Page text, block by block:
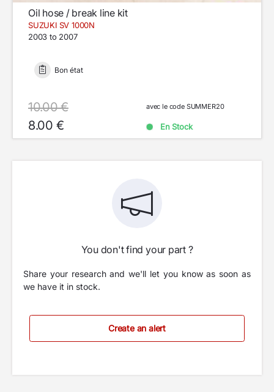
Oil hose / break line kit
SUZUKI SV 1000N
2003 to 2007
Bon état
10.00 €
8.00 €
avec le code SUMMER20
En Stock
You don't find your part ?
Share your research and we'll let you know as soon as
we have it in stock.
Create an alert